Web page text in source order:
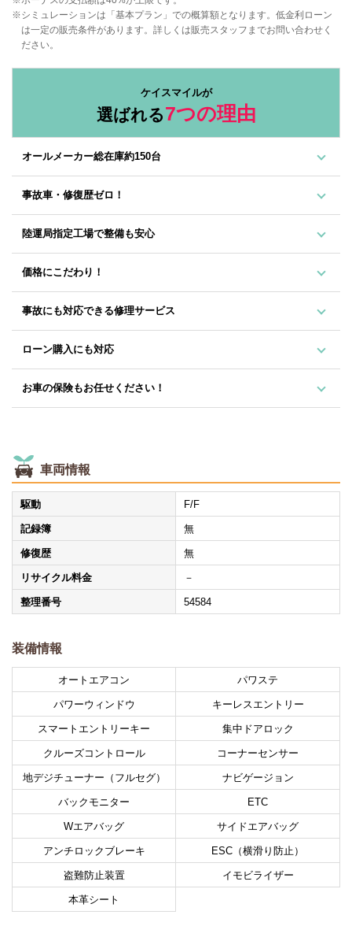
車両情報
駆動 F/F
記録簿 無
修復歴 無
リサイクル料金 －
整理番号 54584
装備情報
オートエアコン パワステ
パワーウィンドウ キーレスエントリー
スマートエントリーキー 集中ドアロック
クルーズコントロール コーナーセンサー
地デジチューナー（フルセグ） ナビゲージョン
バックモニター ETC
Wエアバッグ サイドエアバッグ
アンチロックブレーキ ESC（横滑り防止）
盗難防止装置 イモビライザー
本革シート
シミュレーションは「基本プラン」での概算額となります。低金利ローン
は一定の販売条件があります。詳しくは販売スタッフまでお問い合わせく
ださい。
ケイスマイルが
選ばれる7つの理由
オールメーカー総在庫約150台
事故車・修復歴ゼロ！
陸運局指定工場で整備も安心
価格にこだわり！
事故にも対応できる修理サービス
ローン購入にも対応
お車の保険もお任せください！